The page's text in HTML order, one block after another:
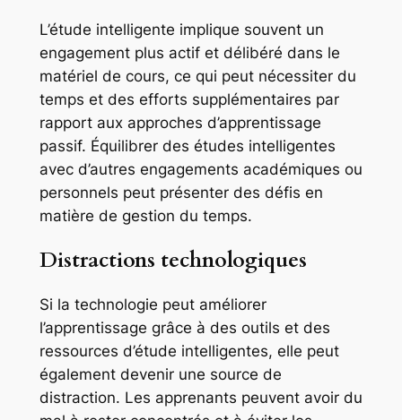
L’étude intelligente implique souvent un
engagement plus actif et délibéré dans le
matériel de cours, ce qui peut nécessiter du
temps et des efforts supplémentaires par
rapport aux approches d’apprentissage
passif. Équilibrer des études intelligentes
avec d’autres engagements académiques ou
personnels peut présenter des défis en
matière de gestion du temps.
Distractions technologiques
Si la technologie peut améliorer
l’apprentissage grâce à des outils et des
ressources d’étude intelligentes, elle peut
également devenir une source de
distraction. Les apprenants peuvent avoir du